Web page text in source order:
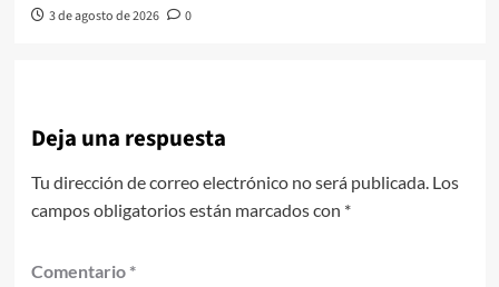
3 de agosto de 2026 0
Deja una respuesta
Tu dirección de correo electrónico no será publicada. Los
campos obligatorios están marcados con *
Comentario *